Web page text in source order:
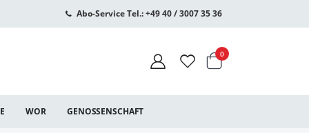
Abo-Service Tel.: +49 40 / 3007 35 36
Warenkorb
0Artikel
WOR GENOSSENSCHAFT